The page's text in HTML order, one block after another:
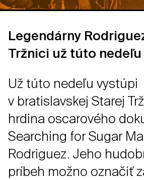
Legendárny
Tržnici už túto nedeľu
Už túto nedeľu vystúpi
v bratislavskej Starej
hrdina oscarového
Searching for Sugar
Rodriguez. Jeho
príbeh možno označiť